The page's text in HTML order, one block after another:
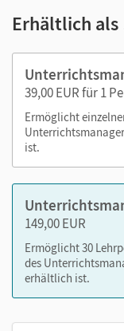
Lösungen zu
editierbare
editierbare
Grafiken aus
Erhältlich
39,00 EUR für 1
Ermöglicht
ist.
149,00 EUR
Ermöglicht 30
des
erhältlich ist.